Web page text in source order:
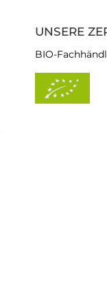
UNSERE
BIO-